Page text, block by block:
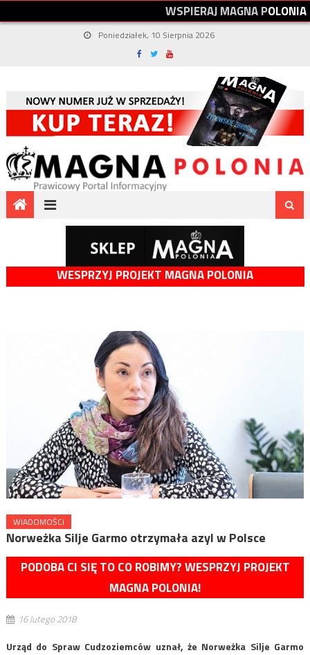
WSPIERAJMAGNAPOLONIA
Poniedziałek, 10 Sierpnia 2026
WESPRZYJ PROJEKT MAGNA POLONIA
WIADOMOŚCI
Norweżka Silje Garmo otrzymała azyl w Polsce
PODOBA CI SIĘ TO CO ROBIMY? WESPRZYJ PROJEKT
MAGNA POLONIA!
16 lutego 2018
Urząd do Spraw Cudzoziemców uznał, że Norweżka Silje Garmo